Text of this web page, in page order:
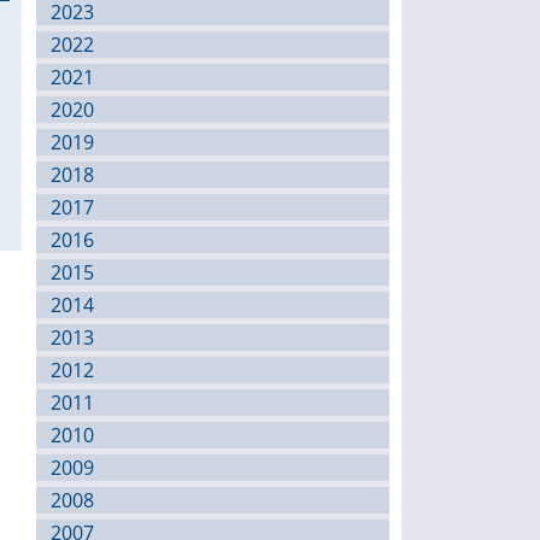
2023
2022
2021
2020
2019
2018
2017
2016
2015
2014
2013
2012
2011
2010
2009
2008
2007